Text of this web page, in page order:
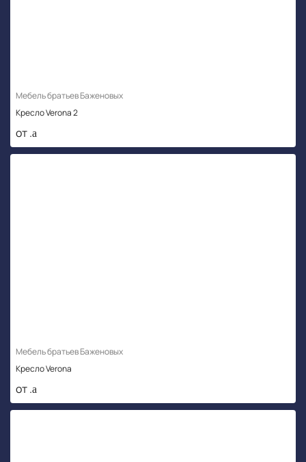
Мебель братьев Баженовых
Кресло Verona 2
от .
Мебель братьев Баженовых
Кресло Verona
от .